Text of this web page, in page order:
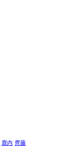
鹿内 齊藤